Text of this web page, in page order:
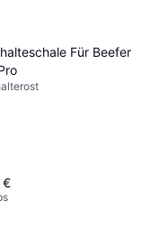
Für Beefer
€